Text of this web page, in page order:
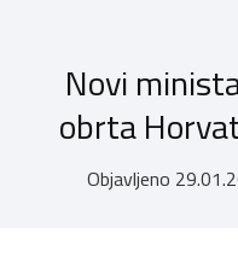
Novi
obrta
Objavljeno